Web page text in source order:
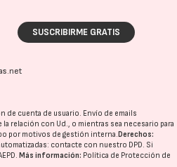
SUSCRIBIRME GRATIS
de cuenta de usuario. Envío de emails
la relación con Ud., o mientras sea necesario para
por motivos de gestión interna. Derechos:
contacte con nuestro DPD. Si
. Más información: Política de Protección de